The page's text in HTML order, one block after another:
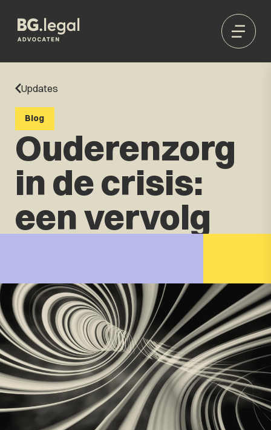
Updates
Blog
Ouderenzorg
in de crisis:
een vervolg